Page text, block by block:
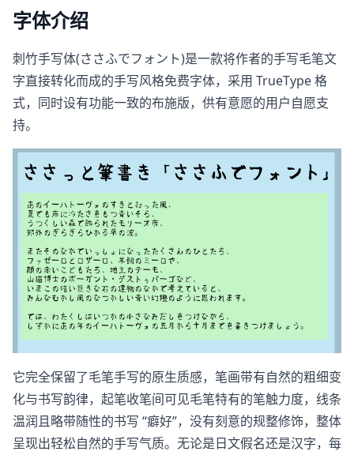
字体介绍
刺竹手写体(ささふでフォント)是一款将作者的手写毛笔文
字直接转化而成的手写风格免费字体，采用 TrueType 格
式，同时设有功能一致的布施版，供有意愿的用户自愿支
持。
它完全保留了毛笔手写的原生质感，笔画带有自然的粗细变
化与书写韵律，起笔收笔间可见毛笔特有的笔触力度，线条
温润且略带随性的书写 “癖好”，没有刻意的规整修饰，整体
呈现出轻松自然的手写气质。无论是日文假名还是汉字，每